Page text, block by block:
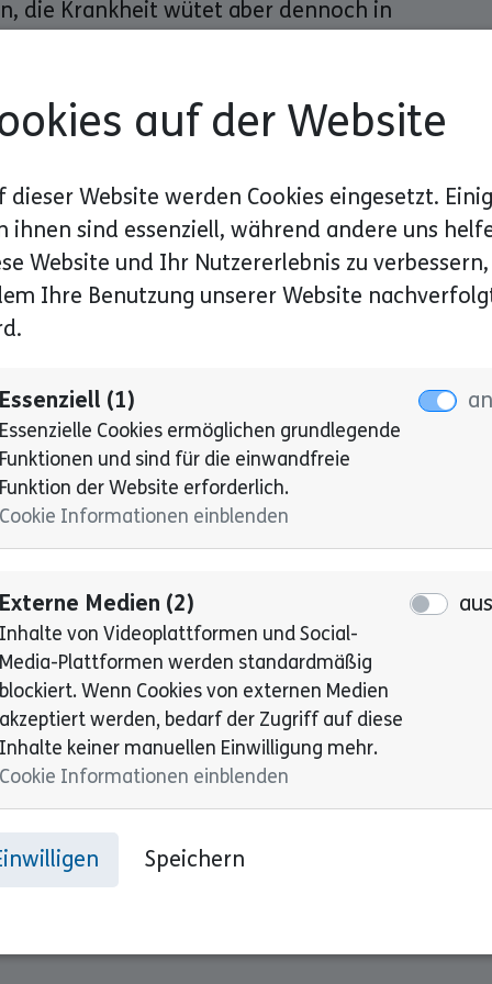
die Krankheit wütet aber dennoch in
Chromosoms 21 verursacht wird.
körperliche Merkmale und
Sie sind zudem anfälliger für
Herzfehler, Hör- und
Zöliakie und Trisomie 21
Veränderungen wie Trisomie 21 haben ein
zeigen, dass die Prävalenz von
höher ist als in der
hierfür sind noch nicht vollständig geklärt,
immunologische Faktoren eine Rolle
auf der Website
dieser Website werden Cookies eingesetzt.
ihnen sind essenziell, während andere uns
Website und Ihr Nutzererlebnis zu verbessern,
Ihre Benutzung unserer Website
Essenziell (1)
Essenzielle Cookies ermöglichen grundlegende
Funktionen und sind für die einwandfreie
Funktion der Website erforderlich.
Cookie Informationen einblenden
an
Externe Medien (2)
Inhalte von Videoplattformen und Social-
Media-Plattformen werden standardmäßig
blockiert. Wenn Cookies von externen Medien
akzeptiert werden, bedarf der Zugriff auf diese
Inhalte keiner manuellen Einwilligung mehr.
Cookie Informationen einblenden
aus
Speichern